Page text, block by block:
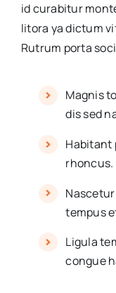
id curabitur
litora ya dictum
Rutrum porta
Magnis
dis sed
Habitant
rhoncus.
tempus
Ligula
congue